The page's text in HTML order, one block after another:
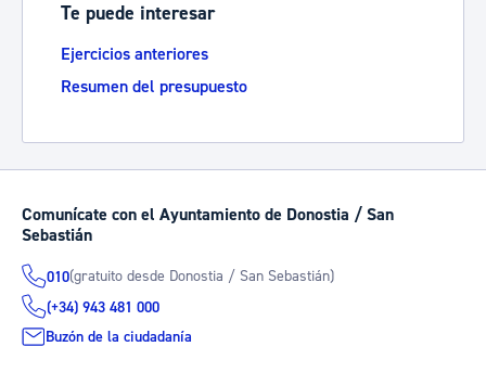
Te puede interesar
Ejercicios anteriores
Resumen del presupuesto
Comunícate con el Ayuntamiento de Donostia / San
Sebastián
010(gratuito desde Donostia / San Sebastián)
(+34) 943 481 000
Buzón de la ciudadanía